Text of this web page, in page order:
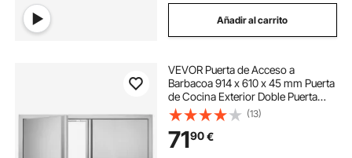
Añadir al carrito
VEVOR Puerta de Acceso a
Barbacoa 914 x 610 x 45 mm Puerta
de Cocina Exterior Doble Puerta
Empotrada de Acero Inoxidable con
Manija para Isla de Barbacoa,
Estación de Parrilla, Armario
Exterior
(13)
7190€